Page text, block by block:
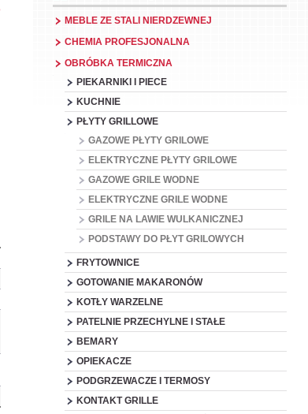
MEBLE ZE STALI NIERDZEWNEJ
CHEMIA PROFESJONALNA
OBRÓBKA TERMICZNA
PIEKARNIKI I PIECE
KUCHNIE
PŁYTY GRILLOWE
GAZOWE PŁYTY GRILOWE
ELEKTRYCZNE PŁYTY GRILOWE
GAZOWE GRILE WODNE
ELEKTRYCZNE GRILE WODNE
GRILE NA LAWIE WULKANICZNEJ
PODSTAWY DO PŁYT GRILOWYCH
FRYTOWNICE
GOTOWANIE MAKARONÓW
KOTŁY WARZELNE
PATELNIE PRZECHYLNE I STAŁE
BEMARY
OPIEKACZE
PODGRZEWACZE I TERMOSY
KONTAKT GRILLE